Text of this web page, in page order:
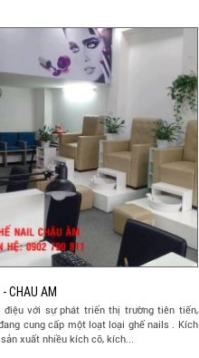
CHAU AM
điệu với sự phát triển thị trường tiên tiến,
cung cấp một loạt loại ghế nails . Kích
xuất nhiều kích cỡ, kích...